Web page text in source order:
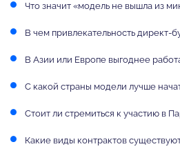
Что значит «модель не вышла из
В чем привлекательность директ-
В Азии или Европе выгоднее
С какой страны модели лучше
Стоит ли стремиться к участию в
Какие виды контрактов